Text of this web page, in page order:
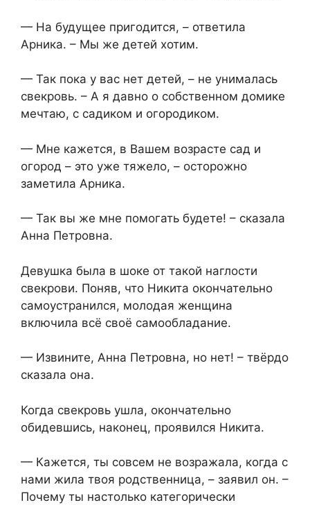
— На будущее пригодится, – ответила
Арника. – Мы же детей хотим.
— Так пока у вас нет детей, – не унималась
свекровь. – А я давно о собственном домике
мечтаю, с садиком и огородиком.
— Мне кажется, в Вашем возрасте сад и
огород – это уже тяжело, – осторожно
заметила Арника.
— Так вы же мне помогать будете! – сказала
Анна Петровна.
Девушка была в шоке от такой наглости
свекрови. Поняв, что Никита окончательно
самоустранился, молодая женщина
включила всё своё самообладание.
— Извините, Анна Петровна, но нет! – твёрдо
сказала она.
Когда свекровь ушла, окончательно
обидевшись, наконец, проявился Никита.
— Кажется, ты совсем не возражала, когда с
нами жила твоя родственница, – заявил он. –
Почему ты настолько категорически